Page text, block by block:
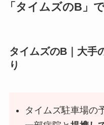
「タイムズのB」
タイムズのB｜大手
り
タイムズ駐車場の